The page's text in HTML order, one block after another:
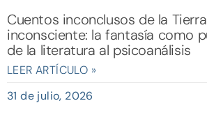
Cuentos inconclusos de la
inconsciente: la fantasía como
de la literatura al psicoanálisis
LEER ARTÍCULO »
31 de julio, 2026